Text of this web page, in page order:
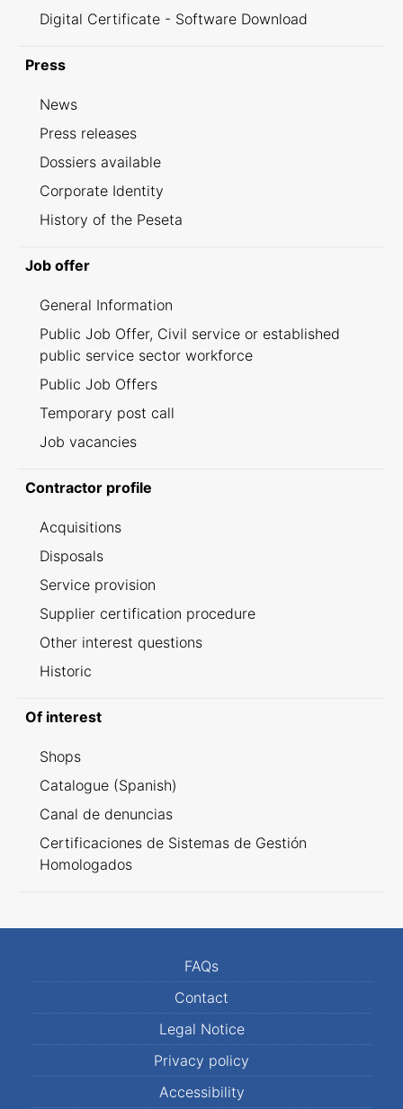
Digital Certificate - Software Download
Press
News
Press releases
Dossiers available
Corporate Identity
History of the Peseta
Job offer
General Information
Public Job Offer, Civil service or established
public service sector workforce
Public Job Offers
Temporary post call
Job vacancies
Contractor profile
Acquisitions
Disposals
Service provision
Supplier certification procedure
Other interest questions
Historic
Of interest
Shops
Catalogue (Spanish)
Canal de denuncias
Certificaciones de Sistemas de Gestión
Homologados
FAQs
Contact
Legal Notice
Privacy policy
Accessibility